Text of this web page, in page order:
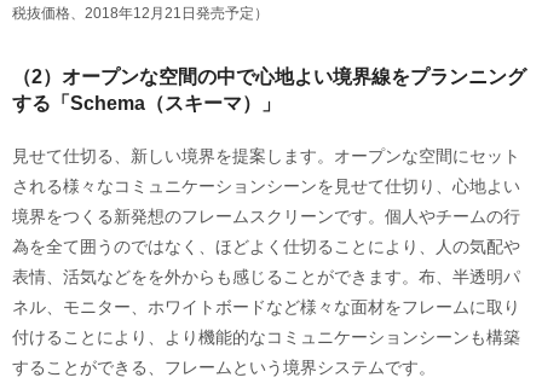
税抜価格、2018年12月21日発売予定）
（2）オープンな空間の中で心地よい境界線をプランニング
する「Schema（スキーマ）」
見せて仕切る、新しい境界を提案します。オープンな空間にセット
される様々なコミュニケーションシーンを見せて仕切り、心地よい
境界をつくる新発想のフレームスクリーンです。個人やチームの行
為を全て囲うのではなく、ほどよく仕切ることにより、人の気配や
表情、活気などをを外からも感じることができます。布、半透明パ
ネル、モニター、ホワイトボードなど様々な面材をフレームに取り
付けることにより、より機能的なコミュニケーションシーンも構築
することができる、フレームという境界システムです。